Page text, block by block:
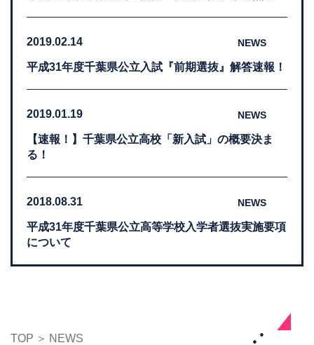
2019.02.14 NEWS
平成31年度千葉県公立入試『前期選抜』解答速報！
2019.01.19 NEWS
【速報！】千葉県公立高校「新入試」の概要決ま
る！
2018.08.31 NEWS
平成31年度千葉県公立高等学校入学者選抜実施要項
について
TOP NEWS